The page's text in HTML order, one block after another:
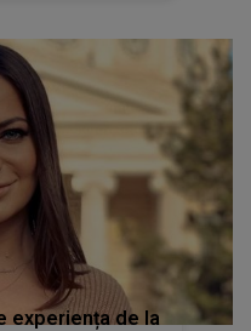
experiența de la